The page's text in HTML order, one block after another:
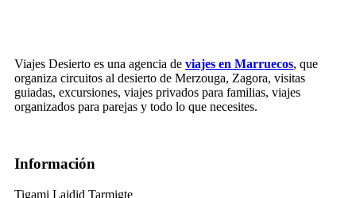
Viajes Desierto es una agencia de viajes en Marruecos, que
organiza circuitos al desierto de Merzouga, Zagora, visitas
guiadas, excursiones, viajes privados para familias, viajes
organizados para parejas y todo lo que necesites.
Información
Tigami Lajdid Tarmigte